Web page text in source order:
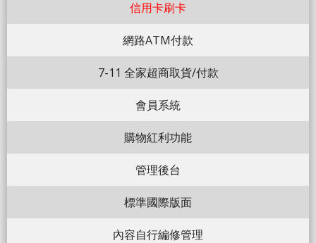
信用卡刷卡
網路ATM付款
7-11 全家超商取貨/付款
會員系統
購物紅利功能
管理後台
標準國際版面
內容自行編修管理